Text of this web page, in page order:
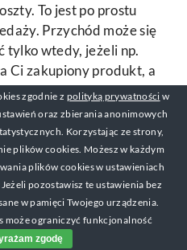
To jest po prostu
Przychód może się
tylko wtedy, jeżeli np.
Ci zakupiony produkt, a
pieniądze.
kupować. Nie ma z
15/03/2023 w 23:10- Odpowiedz
zgodnie z polityką prywatności w
oraz zbierania anonimowych
Korzystając ze strony,
plików cookies. Możesz w każdym
plików cookies w ustawieniach
pozostawisz te ustawienia bez
w pamięci Twojego urządzenia.
może ograniczyć funkcjonalność
zgodę